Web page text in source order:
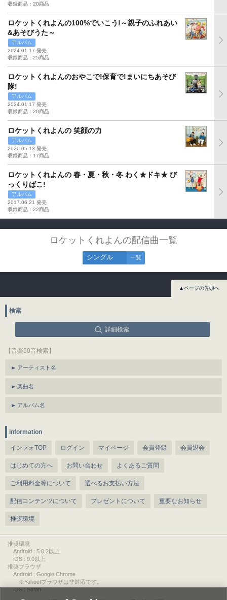
収録商品：20商品
ロケットくれよんの100%でいこう!～親子のふれあい
&あそびうた～
アルバム
2024.01.17 発売
収録商品：25商品
ロケットくれよんのおやこで!保育で!まいにちあそび
隊!
アルバム
2024.01.17 発売
収録商品：20商品
ロケットくれよんの 笑顔の力
アルバム
2020.05.13 発売
収録商品：17商品
ロケットくれよんの 春・夏・秋・冬 わく★ドキ★ び
っくりばこ!
アルバム
2017.06.21 発売
収録商品：22商品
ロケットくれよんの配信曲一覧
シングル 一覧
▲ページの先頭へ
検索
詳細検索
【音楽50音検索】
アーティスト名
楽曲名
アルバム名
information
インフォTOP ログイン マイページ 会員登録 会員退会
はじめての方へ お問い合わせ よくあるご質問
ご利用料金等について 選べるお支払い方法
配信コンテンツについて プレゼントについて 重要なお知らせ
推奨環境
推奨環境
Android : 5.0.2以上
iOS : 9.0以上
推奨ブラウザ
Android : Google Chrome
※Yahoo!ブラウザは非対応です。
iOS : Safari